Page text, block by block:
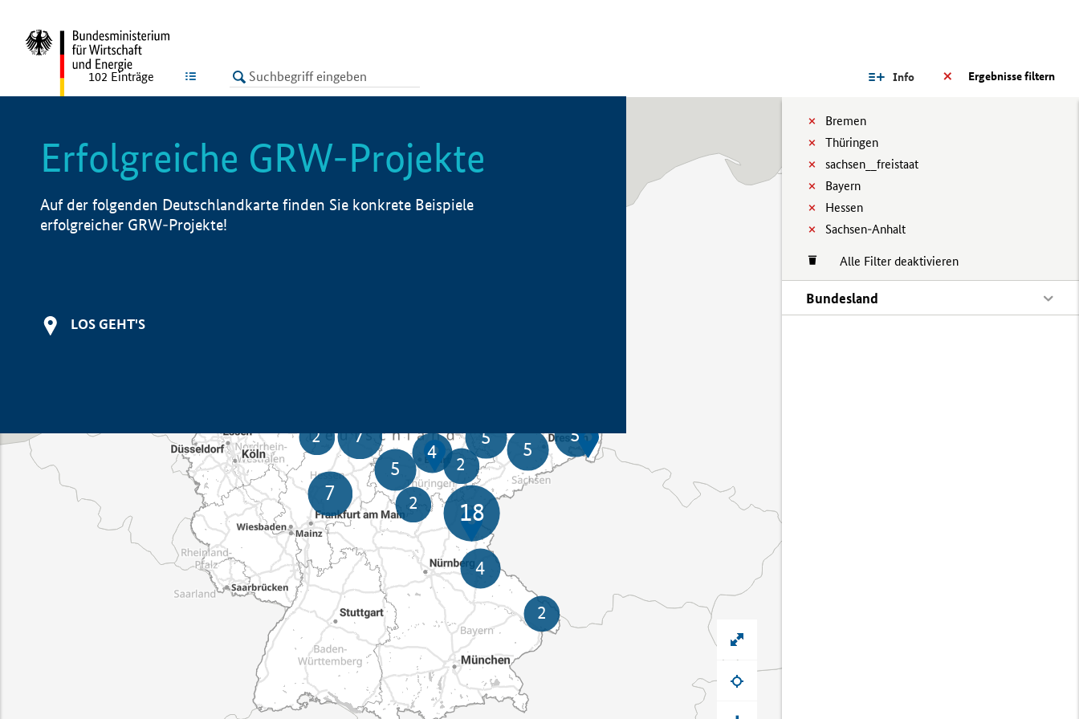
LISTE Ergebnisse filtern
Info
Bremen
Thüringen
sachsen__freistaat
Bayern
Hessen
Sachsen-Anhalt
Alle Filter deaktivieren
Bundesland
102 Einträge
Erfolgreiche GRW-Projekte
Auf der folgenden Deutschlandkarte finden Sie konkrete Beispiele
erfolgreicher GRW-Projekte!
LOS GEHT'S